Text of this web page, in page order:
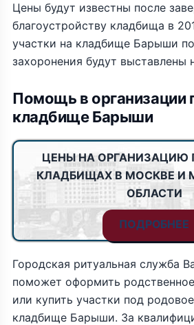
Цены будут известны после
благоустройству кладбища в
участки на кладбище Барыши
захоронения будут выставлены
Помощь в организации
кладбище Барыши
ЦЕНЫ НА ОРГАНИЗАЦИЮ
КЛАДБИЩАХ В МОСКВЕ И
ОБЛАСТИ
ПОДРОБНЕЕ
Городская ритуальная служба
поможет оформить
или купить участки под
кладбище Барыши. За